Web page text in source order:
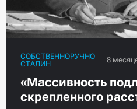
СОБСТВЕННОРУЧНО
СТАЛИН
«Массивность
скрепленного